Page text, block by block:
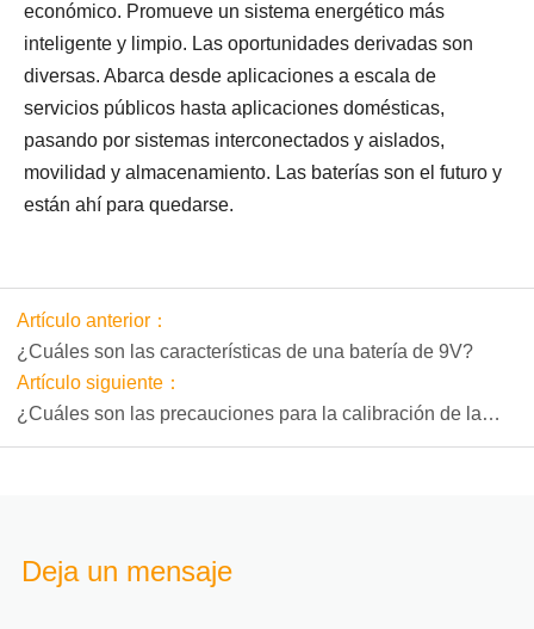
económico. Promueve un sistema energético más
inteligente y limpio. Las oportunidades derivadas son
diversas. Abarca desde aplicaciones a escala de
servicios públicos hasta aplicaciones domésticas,
pasando por sistemas interconectados y aislados,
movilidad y almacenamiento. Las baterías son el futuro y
están ahí para quedarse.
Artículo anterior：
¿Cuáles son las características de una batería de 9V?
Artículo siguiente：
¿Cuáles son las precauciones para la calibración de la
batería?
Deja un mensaje